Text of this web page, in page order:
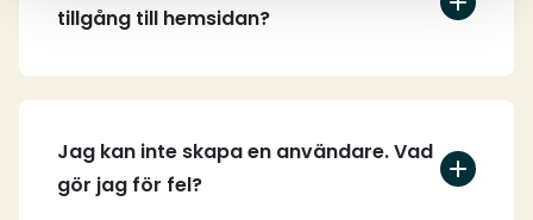
tillgång till hemsidan?
Jag kan inte skapa en användare. Vad
gör jag för fel?